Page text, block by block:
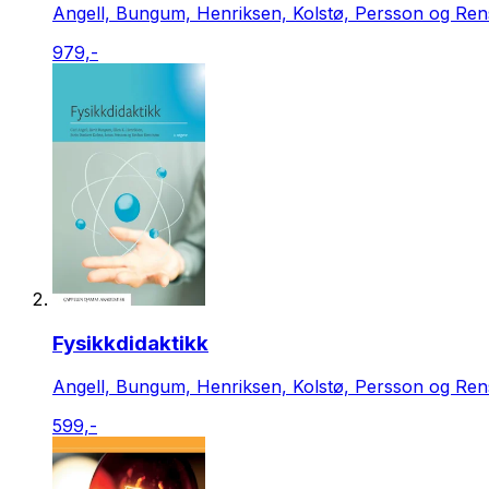
Angell, Bungum, Henriksen, Kolstø, Persson og
979,-
Fysikkdidaktikk
Angell, Bungum, Henriksen, Kolstø, Persson og
599,-